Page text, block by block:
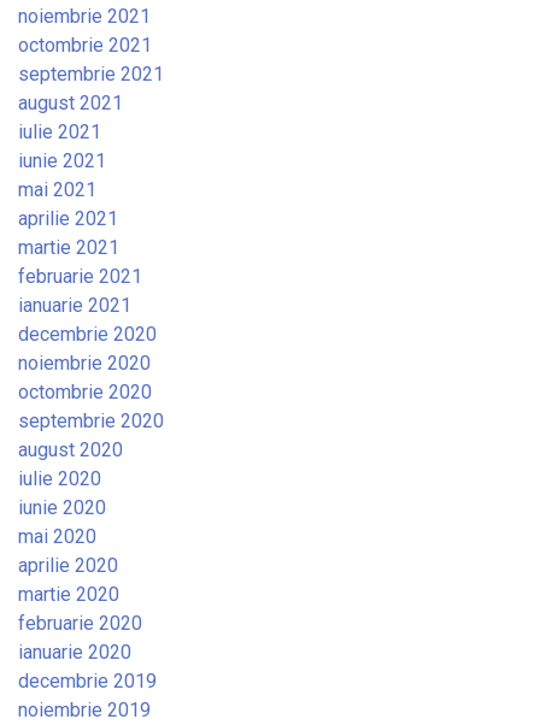
noiembrie 2021
octombrie 2021
septembrie 2021
august 2021
iulie 2021
iunie 2021
mai 2021
aprilie 2021
martie 2021
februarie 2021
ianuarie 2021
decembrie 2020
noiembrie 2020
octombrie 2020
septembrie 2020
august 2020
iulie 2020
iunie 2020
mai 2020
aprilie 2020
martie 2020
februarie 2020
ianuarie 2020
decembrie 2019
noiembrie 2019